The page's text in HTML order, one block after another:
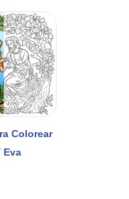
Colorear
Eva